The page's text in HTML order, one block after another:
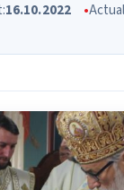
16.10.2022